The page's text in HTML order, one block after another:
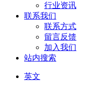
行业资讯
联系我们
联系方式
留言反馈
加入我们
站内搜索
英文